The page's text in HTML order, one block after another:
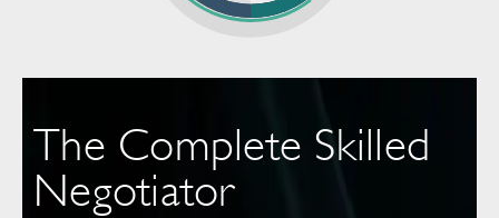
The Complete Skilled
Negotiator